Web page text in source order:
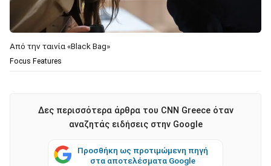
Από την ταινία «Black Bag»
Focus Features
Δες περισσότερα άρθρα του CNN Greece όταν
αναζητάς ειδήσεις στην Google
Προσθήκη ως προτιμώμενη πηγή
στα αποτελέσματα Google